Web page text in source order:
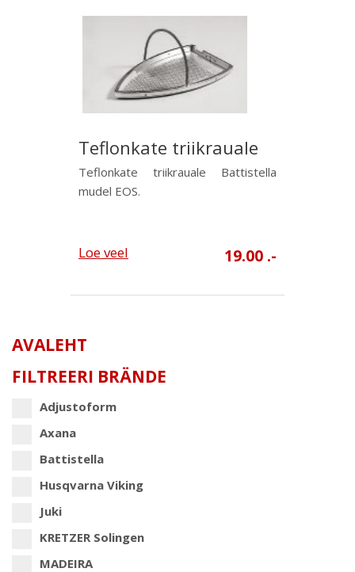
Teflonkate triikrauale
Teflonkate triikrauale Battistella
mudel EOS.
Loe veel 19.00 .-
AVALEHT
FILTREERI BRÄNDE
Adjustoform
Axana
Battistella
Husqvarna Viking
Juki
KRETZER Solingen
MADEIRA